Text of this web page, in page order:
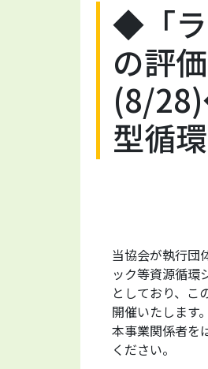
◆「ラ
の評
(8/
型循
当協会が執行団
ック等資源循環
としており、こ
開催いたします。
本事業関係者を
ください。